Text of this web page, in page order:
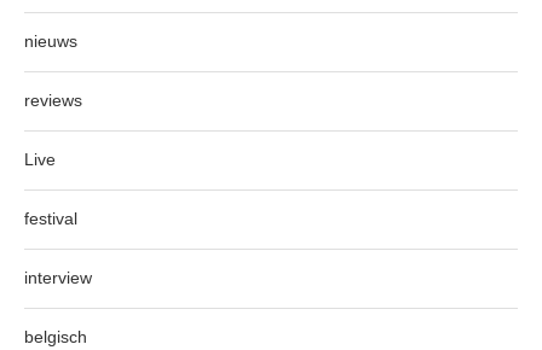
nieuws
reviews
Live
festival
interview
belgisch